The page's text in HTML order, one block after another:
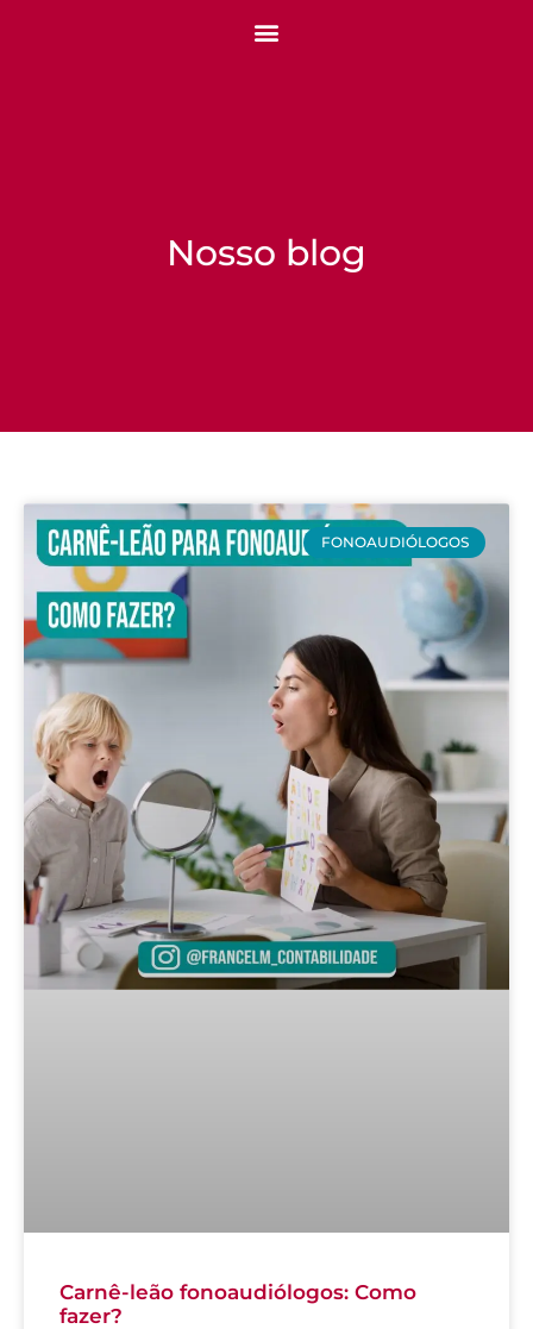
Nosso blog
FONOAUDIÓLOGOS
Carnê-leão fonoaudiólogos: Como
fazer?